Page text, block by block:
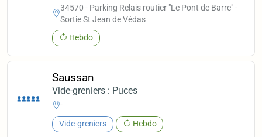
34570 - Parking Relais routier "Le Pont de Barre" -
Sortie St Jean de Védas
Hebdo
Saussan
Vide-greniers : Puces
-
Vide-greniers Hebdo